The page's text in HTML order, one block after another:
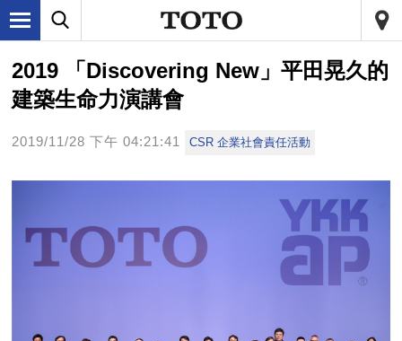
2019 「Discovering New」平田晃久的
建築生命力演講會
2019/11/28 下午 04:21:41 CSR 企業社會責任活動